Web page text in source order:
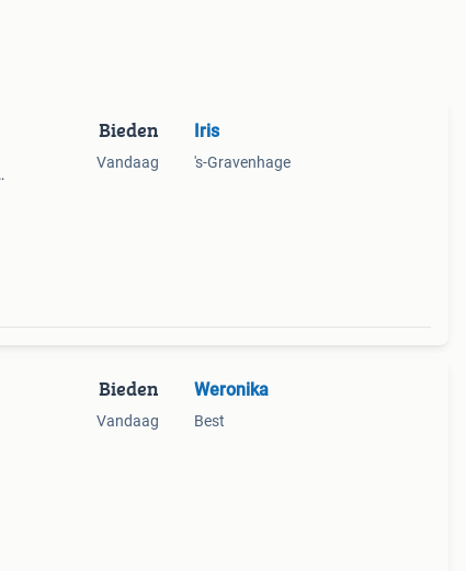
Bieden
Vandaag
Iris
's-Gravenhage
Bieden
Vandaag
Weronika
Best